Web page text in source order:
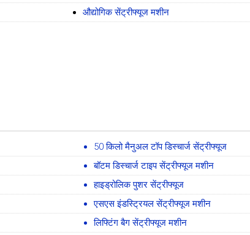
औद्योगिक सेंट्रीफ्यूज मशीन
50 किलो मैनुअल टॉप डिस्चार्ज सेंट्रीफ्यूज
बॉटम डिस्चार्ज टाइप सेंट्रीफ्यूज मशीन
हाइड्रोलिक पुशर सेंट्रीफ्यूज
एसएस इंडस्ट्रियल सेंट्रीफ्यूज मशीन
लिफ्टिंग बैग सेंट्रीफ्यूज मशीन